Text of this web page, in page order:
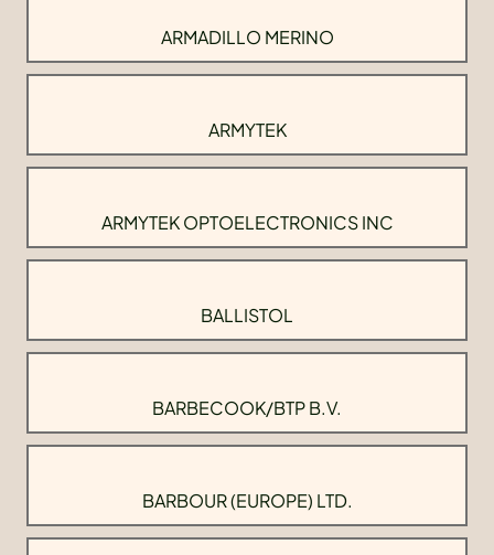
ARMADILLO MERINO
ARMYTEK
ARMYTEK OPTOELECTRONICS INC
BALLISTOL
BARBECOOK/BTP B.V.
BARBOUR (EUROPE) LTD.